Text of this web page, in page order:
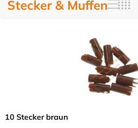
Stecker & Muffen
10 Stecker braun